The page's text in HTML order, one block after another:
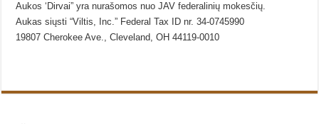
Aukos ‘Dirvai” yra nurašomos nuo JAV federalinių mokesčių.
Aukas siųsti “Viltis, Inc.” Federal Tax ID nr. 34-0745990
19807 Cherokee Ave., Cleveland, OH 44119-0010